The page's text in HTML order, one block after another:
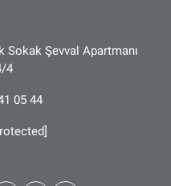
Şevval Apartmanı
4
05 44